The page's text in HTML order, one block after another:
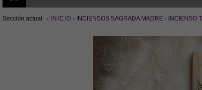
Sección actual: INICIO INCIENSOS SAGRADA MADRE INCIENSO